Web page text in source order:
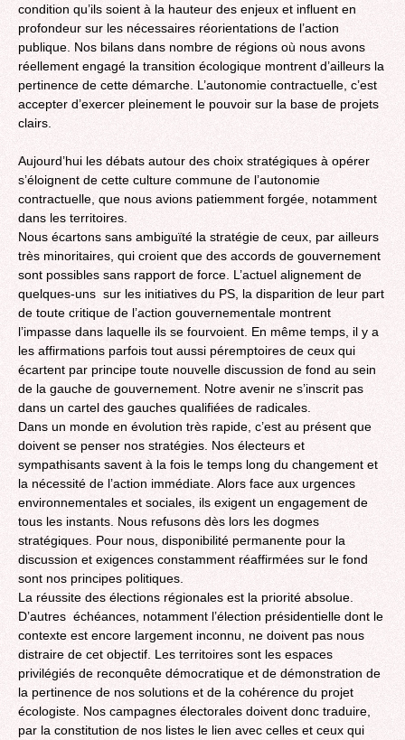
condition qu’ils soient à la hauteur des enjeux et influent en
profondeur sur les nécessaires réorientations de l’action
publique. Nos bilans dans nombre de régions où nous avons
réellement engagé la transition écologique montrent d’ailleurs la
pertinence de cette démarche. L’autonomie contractuelle, c’est
accepter d’exercer pleinement le pouvoir sur la base de projets
clairs.
Aujourd’hui les débats autour des choix stratégiques à opérer
s’éloignent de cette culture commune de l’autonomie
contractuelle, que nous avions patiemment forgée, notamment
dans les territoires.
Nous écartons sans ambiguïté la stratégie de ceux, par ailleurs
très minoritaires, qui croient que des accords de gouvernement
sont possibles sans rapport de force. L’actuel alignement de
quelques-uns sur les initiatives du PS, la disparition de leur part
de toute critique de l’action gouvernementale montrent
l’impasse dans laquelle ils se fourvoient. En même temps, il y a
les affirmations parfois tout aussi péremptoires de ceux qui
écartent par principe toute nouvelle discussion de fond au sein
de la gauche de gouvernement. Notre avenir ne s’inscrit pas
dans un cartel des gauches qualifiées de radicales.
Dans un monde en évolution très rapide, c’est au présent que
doivent se penser nos stratégies. Nos électeurs et
sympathisants savent à la fois le temps long du changement et
la nécessité de l’action immédiate. Alors face aux urgences
environnementales et sociales, ils exigent un engagement de
tous les instants. Nous refusons dès lors les dogmes
stratégiques. Pour nous, disponibilité permanente pour la
discussion et exigences constamment réaffirmées sur le fond
sont nos principes politiques.
La réussite des élections régionales est la priorité absolue.
D’autres échéances, notamment l’élection présidentielle dont le
contexte est encore largement inconnu, ne doivent pas nous
distraire de cet objectif. Les territoires sont les espaces
privilégiés de reconquête démocratique et de démonstration de
la pertinence de nos solutions et de la cohérence du projet
écologiste. Nos campagnes électorales doivent donc traduire,
par la constitution de nos listes le lien avec celles et ceux qui